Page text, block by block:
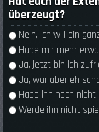
überzeugt?
Auswahlmöglichkeiten
Nein, ich will ein
Habe mir mehr
Ja, jetzt bin ich
Ja, war aber eh
Habe ihn noch
Werde ihn nicht